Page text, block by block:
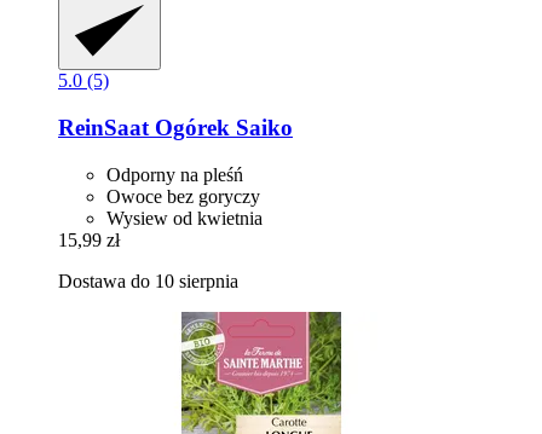
5.0 (5)
ReinSaat Ogórek Saiko
Odporny na pleśń
Owoce bez goryczy
Wysiew od kwietnia
15,99 zł
Dostawa do 10 sierpnia